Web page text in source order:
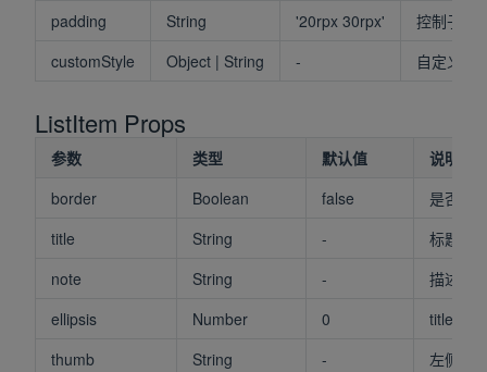
padding
String '20rpx 30rpx'
控制子组
customStyle
Object | String - 自定义外
ListItem Props
参数 类型 默认值
说明
border
Boolean false
是否显
title
String -
标题
note
String -
描述
ellipsis
Number 0
title 是
thumb
String -
左侧缩